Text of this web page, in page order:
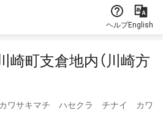
ヘルプEnglish
町支倉地内（川崎方
ワサキマチ ハセクラ チナイ カワ